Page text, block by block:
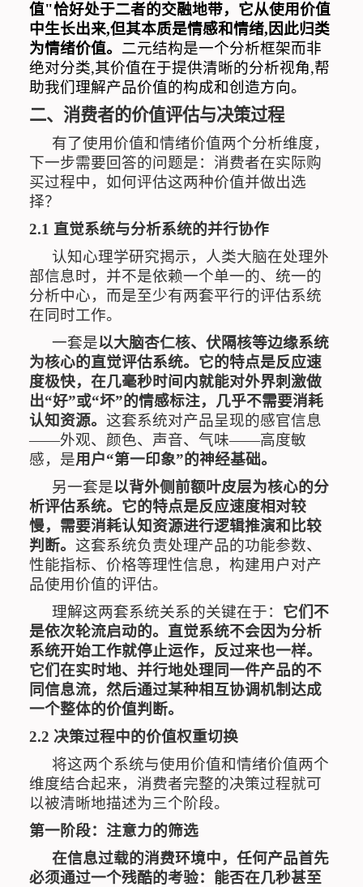
值"恰好处于二者的交融地带，它从使用价值
中生长出来,但其本质是情感和情绪,因此归类
为情绪价值。 二元结构是一个分析框架而非
绝对分类,其价值在于提供清晰的分析视角,帮
助我们理解产品价值的构成和创造方向。
二、消费者的价值评估与决策过程
有了使用价值和情绪价值两个分析维度，
下一步需要回答的问题是：消费者在实际购
买过程中，如何评估这两种价值并做出选
择？
2.1 直觉系统与分析系统的并行协作
认知心理学研究揭示，人类大脑在处理外
部信息时，并不是依赖一个单一的、统一的
分析中心，而是至少有两套平行的评估系统
在同时工作。
一套是以大脑杏仁核、伏隔核等边缘系统
为核心的直觉评估系统。它的特点是反应速
度极快，在几毫秒时间内就能对外界刺激做
出“好”或“坏”的情感标注，几乎不需要消耗
认知资源。 这套系统对产品呈现的感官信息
——外观、颜色、声音、气味——高度敏
感，是用户“第一印象”的神经基础。
另一套是以背外侧前额叶皮层为核心的分
析评估系统。它的特点是反应速度相对较
慢，需要消耗认知资源进行逻辑推演和比较
判断。 这套系统负责处理产品的功能参数、
性能指标、价格等理性信息，构建用户对产
品使用价值的评估。
理解这两套系统关系的关键在于： 它们不
是依次轮流启动的。直觉系统不会因为分析
系统开始工作就停止运作，反过来也一样。
它们在实时地、并行地处理同一件产品的不
同信息流，然后通过某种相互协调机制达成
一个整体的价值判断。
2.2 决策过程中的价值权重切换
将这两个系统与使用价值和情绪价值两个
维度结合起来，消费者完整的决策过程就可
以被清晰地描述为三个阶段。
第一阶段：注意力的筛选
在信息过载的消费环境中，任何产品首先
必须通过一个残酷的考验：能否在几秒甚至